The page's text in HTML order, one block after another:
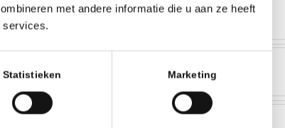
met andere informatie die u aan ze heeft
services.
Statistieken Marketing